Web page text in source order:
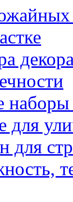
для
для